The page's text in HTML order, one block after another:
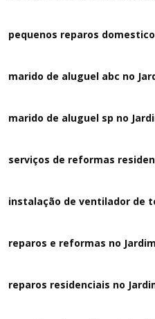
pequenos reparos
marido de aluguel abc no
marido de aluguel sp no
serviços de reformas
instalação de ventilador de
reparos e reformas no
reparos residenciais no